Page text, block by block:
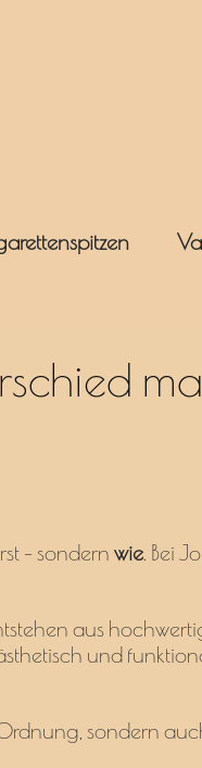
– sondern wie. Bei
aus
und
sondern